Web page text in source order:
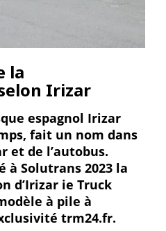
la
Irizar
espagnol Irizar
fait un nom dans
et de l’autobus.
à Solutrans 2023 la
d’Irizar ie Truck
à pile à
trm24.fr.